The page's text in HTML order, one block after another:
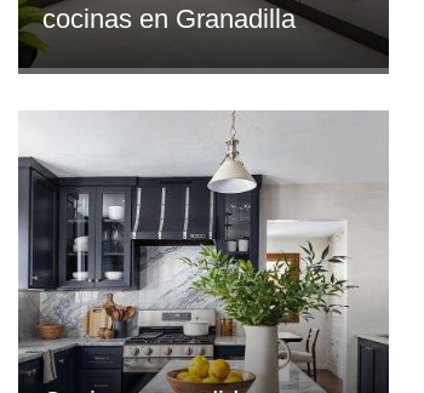
cocinas en Granadilla